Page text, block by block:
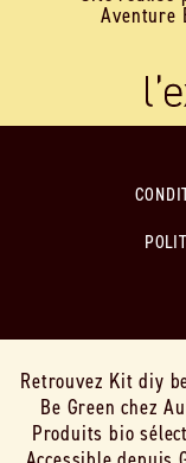
Aventure
Retrouvez Kit diy
Be Green chez
Produits bio